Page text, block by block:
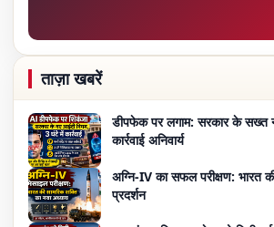
ताज़ा खबरें
डीपफेक पर लगाम: सरकार के सख्त
कार्रवाई अनिवार्य
अग्नि-IV का सफल परीक्षण: भारत
प्रदर्शन